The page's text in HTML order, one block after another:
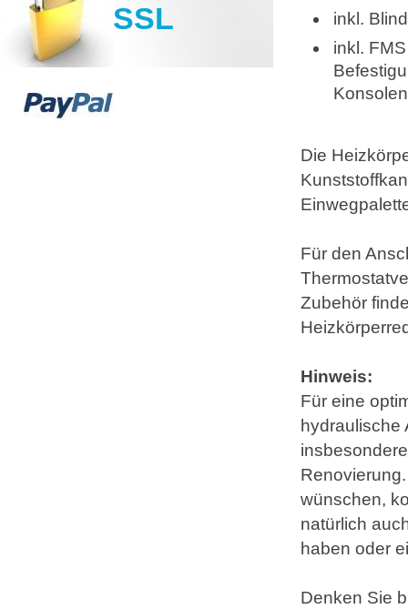
inkl.
inkl.
Die
Für den
Zubehör
Hinweis:
Für eine
hydraulische
wünschen,
natürlich
haben oder
Denken Sie
SSL